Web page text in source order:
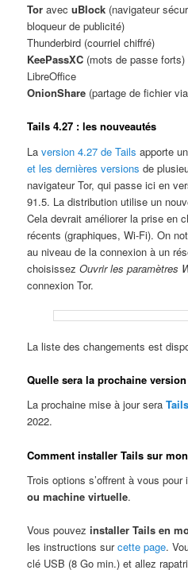
Tor avecuBlock (navigateur
bloqueur de publicité)
Thunderbird (courriel chiffré)
KeePassXC (mots de passe forts)
LibreOffice
OnionShare (partage de fichier
Tails 4.27 : les nouveautés
Laversion 4.27 de Tails apporte
et les dernières versions de
navigateur Tor, qui passe ici en
91.5. La distribution utilise un
Cela devrait améliorer la prise en
récents (graphiques, Wi-Fi). On
au niveau de la connexion à un
choisissezOuvrir les paramètres
connexion Tor.
La liste des changements est
Quelle sera la prochaine
La prochaine mise à jour sera
2022.
Comment installer Tails sur
Trois options s’offrent à vous
ou machine virtuelle.
Vous pouvezinstaller Tails en
les instructions surcette page.
clé USB (8 Go min.) et allez